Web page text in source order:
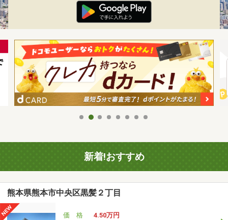
新着!おすすめ
熊本県熊本市中央区黒髪２丁目
価 格
4.50万円